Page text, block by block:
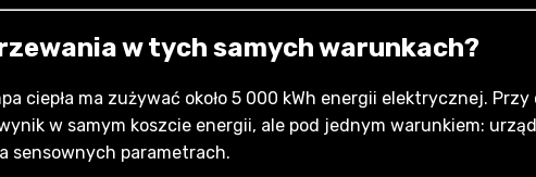
w tych samych warunkach?
ciepła ma zużywać około 5 000 kWh energii elektrycznej. Przy
w samym koszcie energii, ale pod jednym warunkiem:
sensownych parametrach.